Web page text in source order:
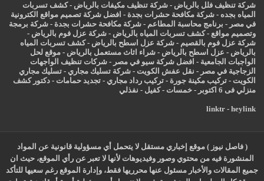
شركة تنظيف فلل بالرياض -شركة تنظيف مكيفات بالرياض -كشف تسربات
المياه بجده -شركة مكافحة حشرات بجدة - افضل شركة تصميم مواقع الكترونية
في مصر - برنامج محاسبة المطاعم -شركة مكافحة حشرات بجدة -شركة برمجة
وتصميم مواقع -كشف تسربات المياه بالرياض -شركة عزل فوم بالرياض -
شركة عزل فوم بالقصيم -شركة عزل اسطح بالرياض -كشف تسربات المياه
بالرياض - عزل اسطح بالرياض -شراء اثاث مستعمل بالرياض - موقع لحل
الواجبات الجامعية - افضل شركة سيو في مصر -شركات تنظيف الواجهات
الزجاجية في مصر - نقل عفش الكويت -شركة تسليك مجاري -تسليك مجاري
الكويت -تركيب مكينة جورة -تركيب رداد مجاري -تجديد حمامات -دكتور كشف
منزلي فى 6 اكتوبر
-خمسات -كفيل - نفذلي
linktr- heylink
( فاصل نيوز ) موقع إخباري مستقل لا يتحمل أي مسؤولية قانونية عن المواد
المنشورة فيه من محتوي وصور وفيديوهات لأنها لا تعبر عن رأي الموقع، حيث ان
جميع المقالات والأخبار مسئول عنها محرريها فقط، وإدارة الموقع رغم سعيها للتأكد